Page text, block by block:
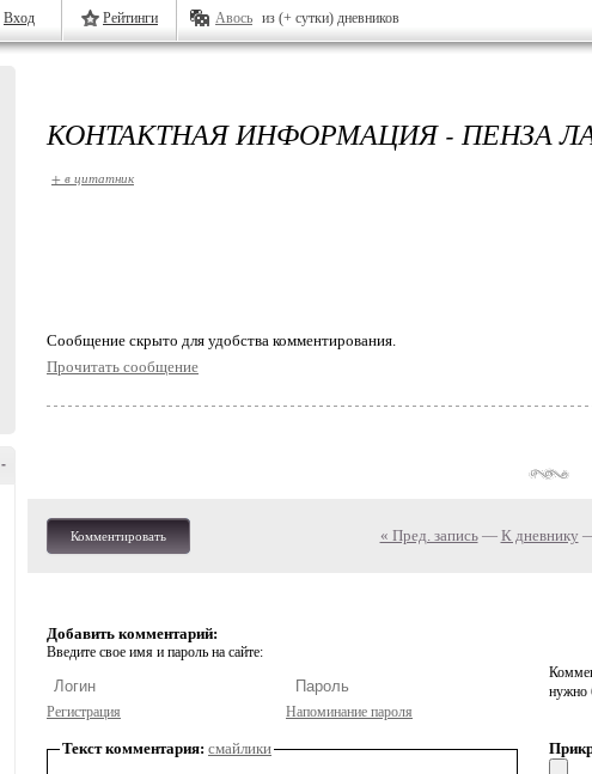
Вход Рейтинги Авось из (+ сутки) дневников
-
КОНТАКТНАЯ ИНФОРМАЦИЯ - ПЕНЗА
+ в цитатник
Cообщение скрыто для удобства комментирования.
Прочитать сообщение
Комментировать « Пред. запись— К дневнику
Добавить комментарий:
Введите свое имя и пароль на сайте:
Регистрация Напоминание пароля
нужно
Текст комментария: смайлики